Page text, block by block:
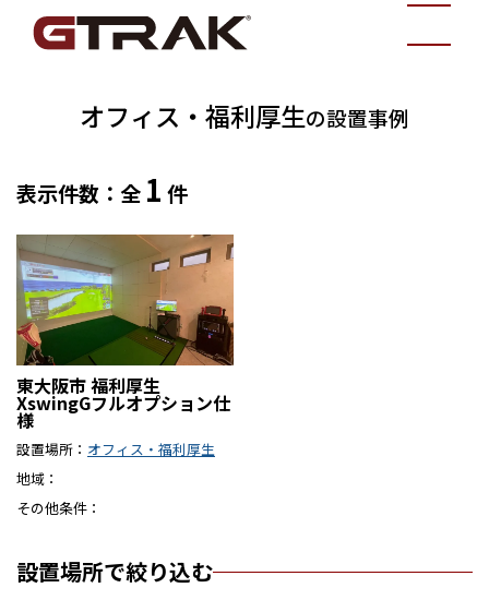
オフィス・福利厚生の設置事例
表示件数：全 1 件
東大阪市 福利厚生
XswingGフルオプション仕
様
設置場所
オフィス・福利厚生
地域
その他条件
設置場所で絞り込む